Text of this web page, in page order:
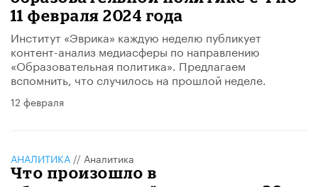
11 февраля 2024 года
Институт «Эврика» каждую неделю публикует
контент-анализ медиасферы по направлению
«Образовательная политика». Предлагаем
вспомнить, что случилось на прошлой неделе.
12 февраля
АНАЛИТИКА // Аналитика
Что произошло в